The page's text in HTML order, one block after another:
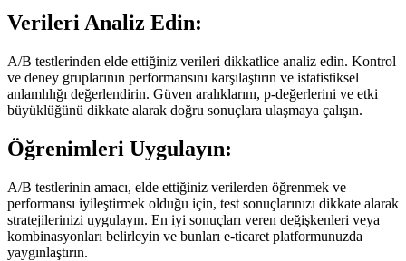
Verileri Analiz Edin:
A/B testlerinden elde ettiğiniz verileri dikkatlice analiz edin. Kontrol
ve deney gruplarının performansını karşılaştırın ve istatistiksel
anlamlılığı değerlendirin. Güven aralıklarını, p-değerlerini ve etki
büyüklüğünü dikkate alarak doğru sonuçlara ulaşmaya çalışın.
Öğrenimleri Uygulayın:
A/B testlerinin amacı, elde ettiğiniz verilerden öğrenmek ve
performansı iyileştirmek olduğu için, test sonuçlarınızı dikkate alarak
stratejilerinizi uygulayın. En iyi sonuçları veren değişkenleri veya
kombinasyonları belirleyin ve bunları e-ticaret platformunuzda
yaygınlaştırın.